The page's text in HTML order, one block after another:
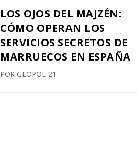
LOS OJOS DEL MAJZÉN:
CÓMO OPERAN LOS
SERVICIOS SECRETOS DE
MARRUECOS EN ESPAÑA
POR GEOPOL 21